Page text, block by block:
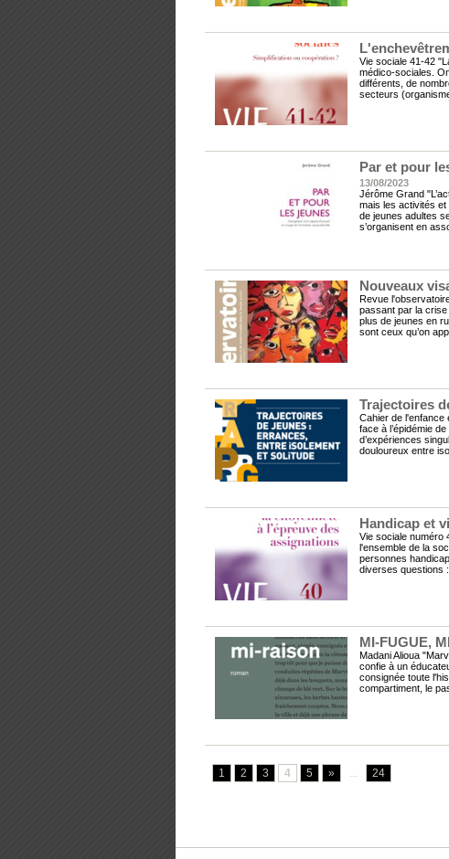
Vie sociale 41-42
médico-sociales.
différents, de
secteurs
Par et pour
13/08/2023
Jérôme Grand
mais les activités
de jeunes adultes
s’organisent en
Nouveaux
Revue
passant par la
plus de jeunes en
sont ceux qu’on
Trajectoires
Cahier de l'enfance
face à l’épidémie
d’expériences
douloureux entre
Handicap et
Vie sociale numéro
l'ensemble de la
personnes
diverses questions
MI-FUGUE,
Madani Alioua
confie à un
consignée toute
compartiment, le
1 2 3 4 5 » ... 24